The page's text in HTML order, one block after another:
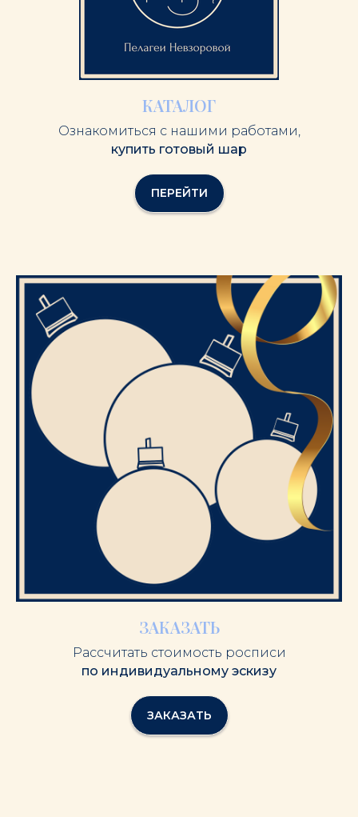
КАТАЛОГ
Ознакомиться с нашими работами,
купить готовый шар
ПЕРЕЙТИ
ЗАКАЗАТЬ
Рассчитать стоимость росписи
по индивидуальному эскизу
ЗАКАЗАТЬ